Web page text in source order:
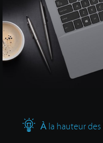
À la hauteur